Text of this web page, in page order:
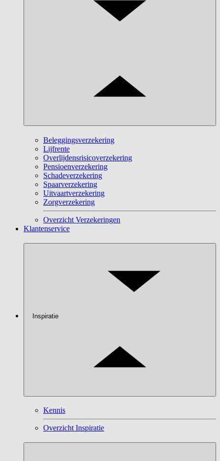
Beleggingsverzekering
Lijfrente
Overlijdensrisicoverzekering
Pensioenverzekering
Schadeverzekering
Spaarverzekering
Uitvaartverzekering
Zorgverzekering
Overzicht Verzekeringen
Klantenservice
Inspiratie
Kennis
Overzicht Inspiratie